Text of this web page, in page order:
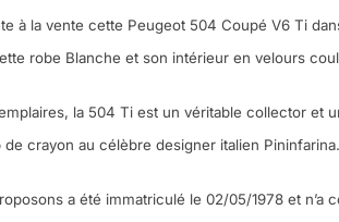
à la vente cette Peugeot 504 Coupé V6 Ti
robe Blanche et son intérieur en velours
la 504 Ti est un véritable collector et
crayon au célèbre designer italien Pininfarina.
a été immatriculé le 02/05/1978 et n’a